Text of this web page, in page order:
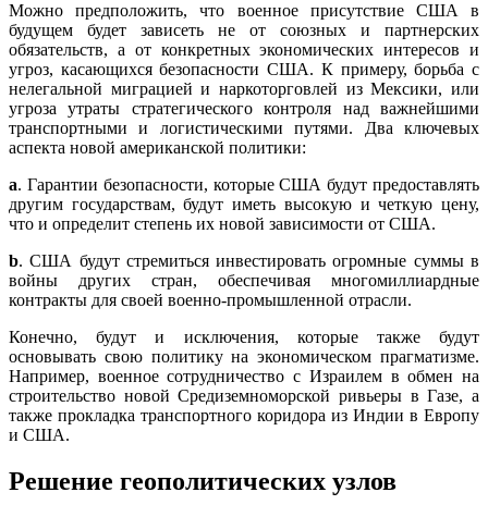
Можно предположить, что военное присутствие США в
будущем будет зависеть не от союзных и партнерских
обязательств, а от конкретных экономических интересов и
угроз, касающихся безопасности США. К примеру, борьба с
нелегальной миграцией и наркоторговлей из Мексики, или
угроза утраты стратегического контроля над важнейшими
транспортными и логистическими путями. Два ключевых
аспекта новой американской политики:
a. Гарантии безопасности, которые США будут предоставлять
другим государствам, будут иметь высокую и четкую цену,
что и определит степень их новой зависимости от США.
b. США будут стремиться инвестировать огромные суммы в
войны других стран, обеспечивая многомиллиардные
контракты для своей военно-промышленной отрасли.
Конечно, будут и исключения, которые также будут
основывать свою политику на экономическом прагматизме.
Например, военное сотрудничество с Израилем в обмен на
строительство новой Средиземноморской ривьеры в Газе, а
также прокладка транспортного коридора из Индии в Европу
и США.
Решение геополитических узлов